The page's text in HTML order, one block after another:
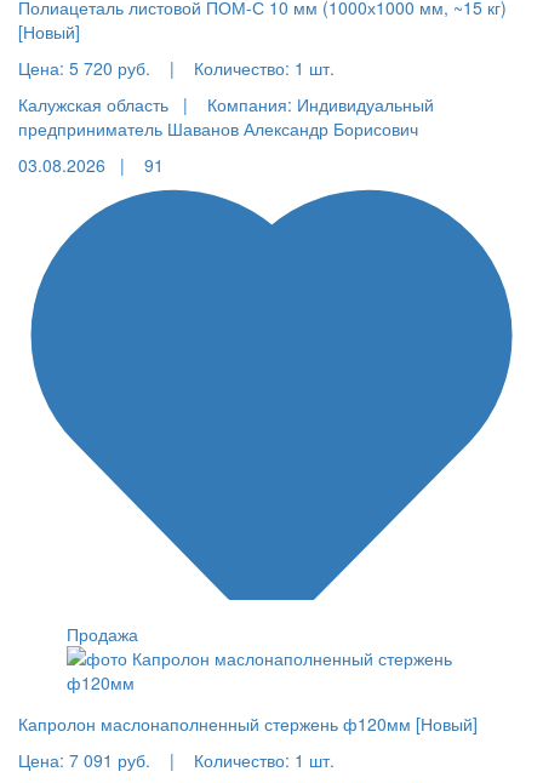
Полиацеталь листовой ПОМ-С 10 мм (1000х1000 мм, ~15 кг)
[Новый]
Цена: 5 720 руб. | Количество: 1 шт.
Калужская область |
Компания: Индивидуальный
предприниматель Шаванов Александр Борисович
03.08.2026 |
91
Продажа
Капролон маслонаполненный стержень ф120мм [Новый]
Цена: 7 091 руб. | Количество: 1 шт.